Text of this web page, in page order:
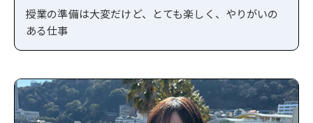
授業の準備は大変だけど、とても楽しく、やりがいの
ある仕事